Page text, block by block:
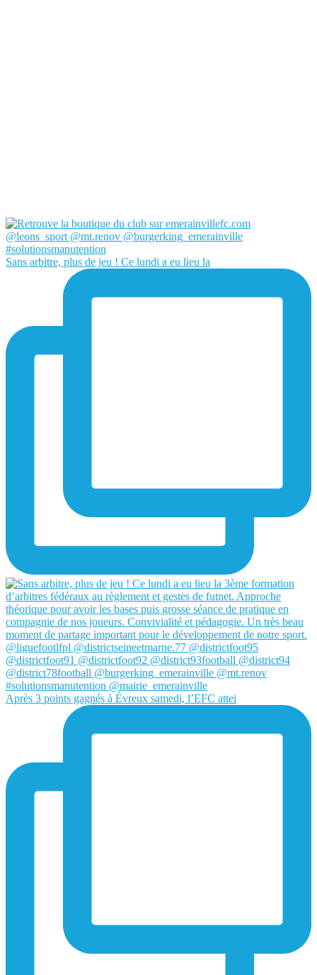
Sans arbitre, plus de jeu ! Ce lundi a eu lieu la
Après 3 points gagnés à Évreux samedi, l’EFC attei